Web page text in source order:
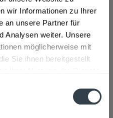
wir Informationen zu Ihrer
an unsere Partner für
Analysen weiter. Unsere
möglicherweise mit
Sie ihnen bereitgestellt
Hinzugefügt